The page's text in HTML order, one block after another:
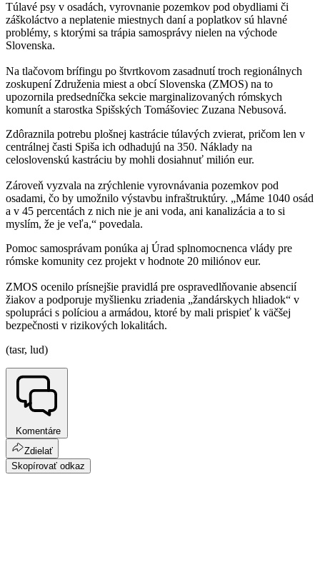
Túlavé psy v osadách, vyrovnanie pozemkov pod obydliami či
záškoláctvo a neplatenie miestnych daní a poplatkov sú hlavné
problémy, s ktorými sa trápia samosprávy nielen na východe
Slovenska.
Na tlačovom brífingu po štvrtkovom zasadnutí troch regionálnych
zoskupení Združenia miest a obcí Slovenska (ZMOS) na to
upozornila predsedníčka sekcie marginalizovaných rómskych
komunít a starostka Spišských Tomášoviec Zuzana Nebusová.
Zdôraznila potrebu plošnej kastrácie túlavých zvierat, pričom len v
centrálnej časti Spiša ich odhadujú na 350. Náklady na
celoslovenskú kastráciu by mohli dosiahnuť milión eur.
Zároveň vyzvala na zrýchlenie vyrovnávania pozemkov pod
osadami, čo by umožnilo výstavbu infraštruktúry. „Máme 1040 osád
a v 45 percentách z nich nie je ani voda, ani kanalizácia a to si
myslím, že je veľa,“ povedala.
Pomoc samosprávam ponúka aj Úrad splnomocnenca vlády pre
rómske komunity cez projekt v hodnote 20 miliónov eur.
ZMOS ocenilo prísnejšie pravidlá pre ospravedlňovanie absencií
žiakov a podporuje myšlienku zriadenia „žandárskych hliadok“ v
spolupráci s políciou a armádou, ktoré by mali prispieť k väčšej
bezpečnosti v rizikových lokalitách.
(tasr, lud)
Komentáre
Zdielať
Skopírovať odkaz